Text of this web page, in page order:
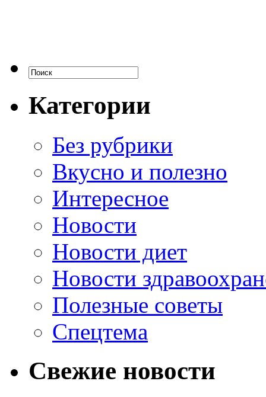
Категории
Без рубрики
Вкусно и полезно
Интересное
Новости
Новости диет
Новости
Полезные советы
Спецтема
Свежие новости